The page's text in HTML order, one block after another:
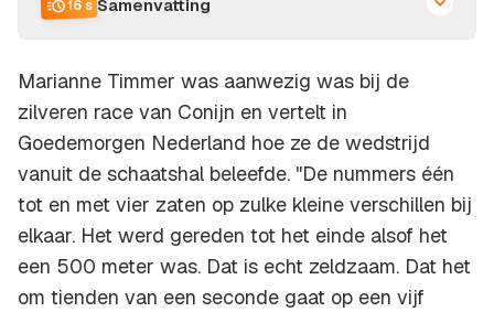
16 s Samenvatting
Marianne Timmer was aanwezig was bij de
zilveren race van Conijn en vertelt in
Goedemorgen Nederland hoe ze de wedstrijd
vanuit de schaatshal beleefde. "De nummers één
tot en met vier zaten op zulke kleine verschillen bij
elkaar. Het werd gereden tot het einde alsof het
een 500 meter was. Dat is echt zeldzaam. Dat het
om tienden van een seconde gaat op een vijf